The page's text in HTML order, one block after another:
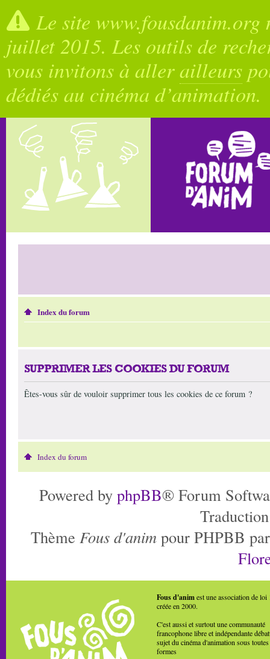
Le site
juillet 2015. Les outils de
vous invitons à allerailleurs
dédiés au cinéma d’animation.
Index du forum
SUPPRIMER LES COOKIES DU FORUM
Êtes-vous sûr de vouloir supprimer tous les cookies de ce forum ?
Index du forum
Powered by phpBB® Forum
Thème Fous d'anim pour PHPBB
Fous d'animest une association de loi
créée en 2000.
C'est aussi et surtout une communauté
francophone libre et indépendante
sujet du cinéma d'animation sous toutes
formes